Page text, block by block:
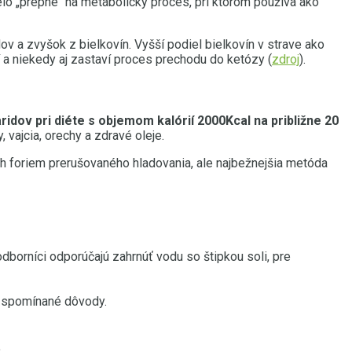
a zvyšok z bielkovín. Vyšší podiel bielkovín v strave ako
niekedy aj zastaví proces prechodu do ketózy (zdroj).
pri diéte s objemom kalórií 2000Kcal na približne 20
vajcia, orechy a zdravé oleje.
foriem prerušovaného hladovania, ale najbežnejšia metóda
odporúčajú zahrnúť vodu so štipkou soli, pre
dôvody.